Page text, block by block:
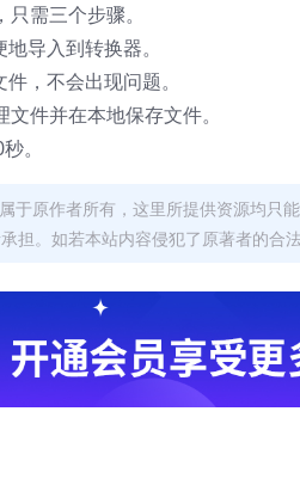
需三个步骤。
导入到转换器。
，不会出现问题。
件并在本地保存文件。
。
于原作者所有，这里所提供资源均只
担。如若本站内容侵犯了原著者的合